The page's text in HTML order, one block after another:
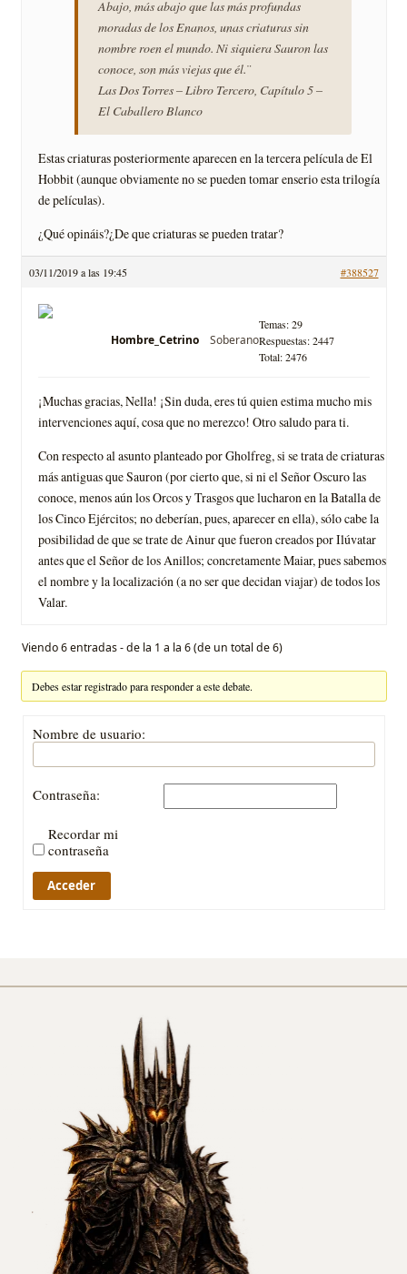
Abajo, más abajo que las más profundas
moradas de los Enanos, unas criaturas sin
nombre roen el mundo. Ni siquiera Sauron las
conoce, son más viejas que él.¨
Las Dos Torres – Libro Tercero, Capítulo 5 –
El Caballero Blanco
Estas criaturas posteriormente aparecen en la tercera película de El
Hobbit (aunque obviamente no se pueden tomar enserio esta trilogía
de películas).
¿Qué opináis?¿De que criaturas se pueden tratar?
03/11/2019 a las 19:45 #388527
Hombre_Cetrino Soberano
Temas: 29
Respuestas: 2447
Total: 2476
¡Muchas gracias, Nella! ¡Sin duda, eres tú quien estima mucho mis
intervenciones aquí, cosa que no merezco! Otro saludo para ti.
Con respecto al asunto planteado por Gholfreg, si se trata de criaturas
más antiguas que Sauron (por cierto que, si ni el Señor Oscuro las
conoce, menos aún los Orcos y Trasgos que lucharon en la Batalla de
los Cinco Ejércitos; no deberían, pues, aparecer en ella), sólo cabe la
posibilidad de que se trate de Ainur que fueron creados por Ilúvatar
antes que el Señor de los Anillos; concretamente Maiar, pues sabemos
el nombre y la localización (a no ser que decidan viajar) de todos los
Valar.
Viendo 6 entradas - de la 1 a la 6 (de un total de 6)
Debes estar registrado para responder a este debate.
Nombre de usuario:
Contraseña:
Recordar mi
contraseña
Acceder